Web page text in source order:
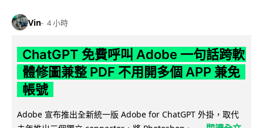
Vin 4 小時
ChatGPT 免費呼叫 Adobe 一句話跨軟
體修圖兼整 PDF 不用開多個 APP 兼免
帳號
Adobe 宣布推出全新統一版 Adobe for ChatGPT 外掛，取代